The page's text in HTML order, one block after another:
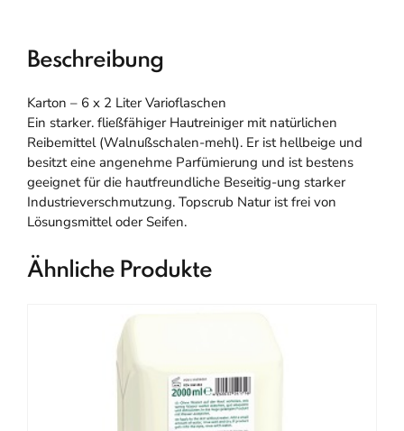
Beschreibung
Karton – 6 x 2 Liter Varioflaschen
Ein starker. fließfähiger Hautreiniger mit natürlichen
Reibemittel (Walnußschalen-mehl). Er ist hellbeige und
besitzt eine angenehme Parfümierung und ist bestens
geeignet für die hautfreundliche Beseitig-ung starker
Industrieverschmutzung. Topscrub Natur ist frei von
Lösungsmittel oder Seifen.
Ähnliche Produkte